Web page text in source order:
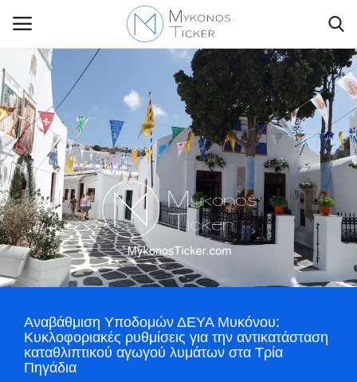
Contact Us
Politique
Business
Travel
World
Style Adorés
Greece
Αναβάθμιση Υποδομών ΔΕΥΑ Μυκόνου:
Κυκλοφοριακές ρυθμίσεις για την αντικατάσταση
καταθλιπτικού αγωγού λυμάτων στα Τρία
Πηγάδια